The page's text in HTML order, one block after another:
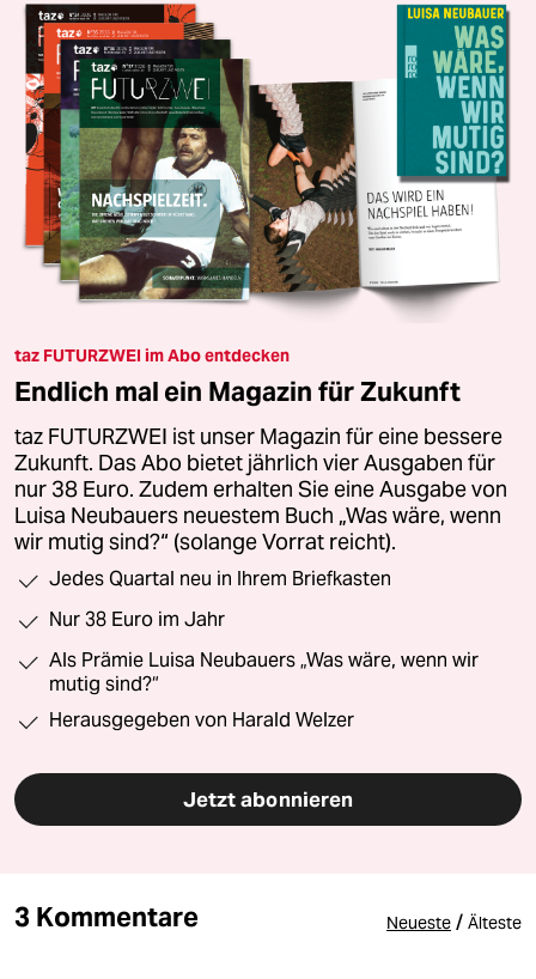
taz FUTURZWEI im Abo entdecken
Endlich mal ein Magazin für Zukunft
taz FUTURZWEI ist unser Magazin für eine bessere
Zukunft. Das Abo bietet jährlich vier Ausgaben für
nur 38 Euro. Zudem erhalten Sie eine Ausgabe von
Luisa Neubauers neuestem Buch „Was wäre, wenn
wir mutig sind?“ (solange Vorrat reicht).
Jedes Quartal neu in Ihrem Briefkasten
Nur 38 Euro im Jahr
Als Prämie Luisa Neubauers „Was wäre, wenn wir
mutig sind?“
Herausgegeben von Harald Welzer
Jetzt abonnieren
3 Kommentare Neueste / Älteste